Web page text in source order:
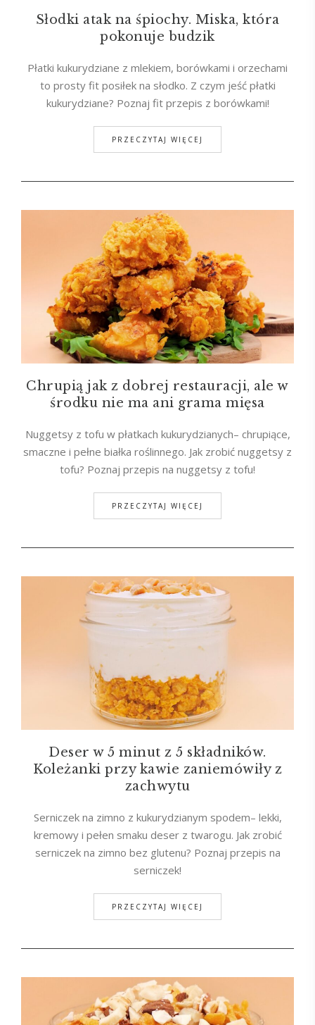
Słodki atak na śpiochy. Miska, która
pokonuje budzik
Płatki kukurydziane z mlekiem, borówkami i orzechami
to prosty fit posiłek na słodko. Z czym jeść płatki
kukurydziane? Poznaj fit przepis z borówkami!
PRZECZYTAJ WIĘCEJ
Chrupią jak z dobrej restauracji, ale w
środku nie ma ani grama mięsa
Nuggetsy z tofu w płatkach kukurydzianych– chrupiące,
smaczne i pełne białka roślinnego. Jak zrobić nuggetsy z
tofu? Poznaj przepis na nuggetsy z tofu!
PRZECZYTAJ WIĘCEJ
Deser w 5 minut z 5 składników.
Koleżanki przy kawie zaniemówiły z
zachwytu
Serniczek na zimno z kukurydzianym spodem– lekki,
kremowy i pełen smaku deser z twarogu. Jak zrobić
serniczek na zimno bez glutenu? Poznaj przepis na
serniczek!
PRZECZYTAJ WIĘCEJ